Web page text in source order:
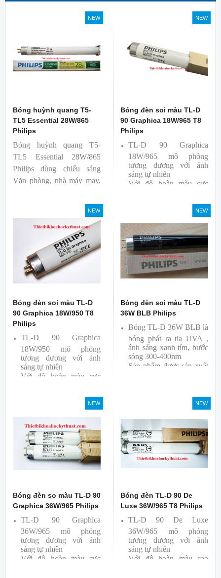
NEW
Bóng huỳnh quang T5-
TL5 Essential 28W/865
Philips
Bóng huỳnh quang T5-
TL5 Essential 28W/865
Philips dùng chiếu sáng
Văn phòng, nhà máy may,
NEW
Bóng đèn soi màu TL-D
90 Graphica 18W/965 T8
Philips
TL-D 90 Graphica
18W/965 mô phỏng
tương đương với ánh
sáng tự nhiên
Với độ hoàn màu cực
Sản phẩm được sản xuất
bởi hãng Philips, xuất xứ
Ba lan
NEW
Bóng đèn soi màu TL-D
90 Graphica 18W/950 T8
Philips
TL-D 90 Graphica
18W/950 mô phỏng
tương đương với ánh
sáng tự nhiên
Với độ hoàn màu cực
Sản phẩm được sản xuất
bởi hãng Philips, xuất xứ
Ba lan
NEW
Bóng đèn soi màu TL-D
36W BLB Philips
Bóng TL-D 36W BLB là
bóng phát ra tia UVA ,
ánh sáng xanh tím, bước
sóng 300-400nm
Sản phẩm được sản xuất
NEW
Bóng đèn so màu TL-D 90
Graphica 36W/965 Philips
TL-D 90 Graphica
36W/965 mô phỏng
tương đương với ánh
sáng tự nhiên
Với độ hoàn màu cực
NEW
Bóng đèn TL-D 90 De
Luxe 36W/965 T8 Philips
TL-D 90 De Luxe
36W/965 mô phỏng
tương đương với ánh
sáng tự nhiên
Với độ hoàn màu cao